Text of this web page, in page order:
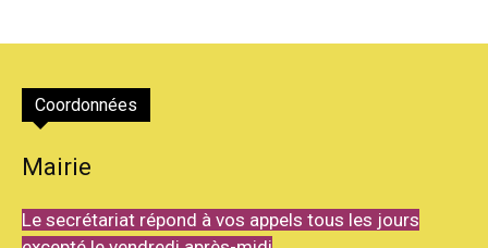
Coordonnées
Mairie
Le secrétariat répond à vos appels tous les jours